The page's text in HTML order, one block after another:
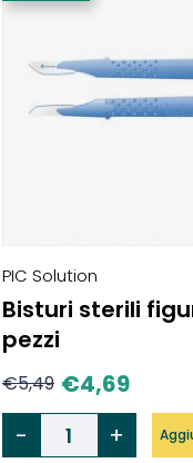
PIC Solution
Bisturi sterili
pezzi
€5,49 €4,69